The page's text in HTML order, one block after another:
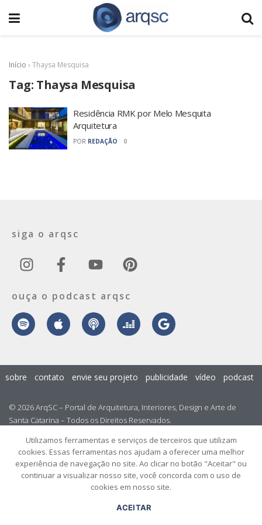
Início › Thaysa Mesquisa
Tag: Thaysa Mesquisa
Residência RMK por Melo Mesquita
Arquitetura
POR REDAÇÃO 0
siga o arqsc
ouça o podcast arqsc
© 2026 ArqSC – Portal de Arquitetura, Interiores, Design e Arte de
Santa Catarina – Todos os Direitos Reservados.
sobre contato envie seu projeto publicidade vídeo podcast
Utilizamos ferramentas e serviços de terceiros que utilizam
cookies. Essas ferramentas nos ajudam a oferecer uma melhor
experiência de navegação no site. Ao clicar no botão "Aceitar" ou
continuar a visualizar nosso site, você concorda com o uso de
cookies em nosso site.
ACEITAR